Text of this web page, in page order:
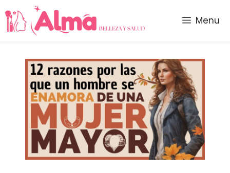
Saltar
al
contenido
Menu